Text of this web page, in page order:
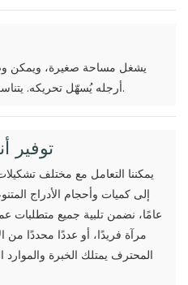
يشغل مساحة صغيرة، ويمكن
أرجله يُسهّل تحريكه. يتناسب تمامًا مع جميع زوايا غرفة النوم.
توفير
يمكننا التعامل مع مختلف تشكيلات
إلى كميات وأحجام الأدراج
عامًا، نضمن تلبية جميع متطلبات
مرآة فريدًا، أو عددًا محددًا من
المحترف يمتلك الخبرة